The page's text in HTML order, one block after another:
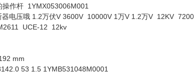
操作杆 1YMX053006M001
器电压哦 1.2万伏V 3600V 10000V 1万V 1.2万V 12KV
UCE-12 12kv
mm
53 1.5 1YMB531048M0001